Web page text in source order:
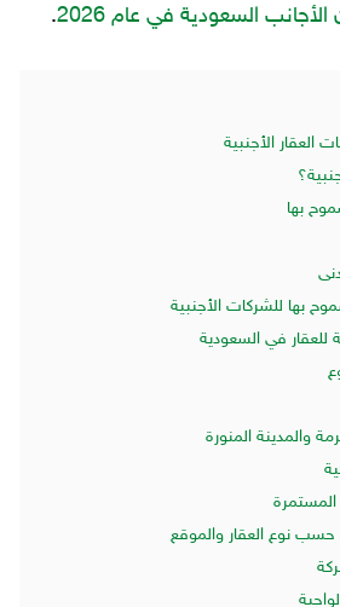
السعودية في عام 2026
.
العقار الأجنبية
بها
بها للشركات الأجنبية
للعقار في السعودية
والمدينة المنورة
المستمرة
حسب نوع العقار والموقع